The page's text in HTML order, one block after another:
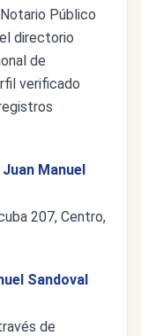
Público
directorio
de
verificado
Manuel
207, Centro,
Sandoval
de